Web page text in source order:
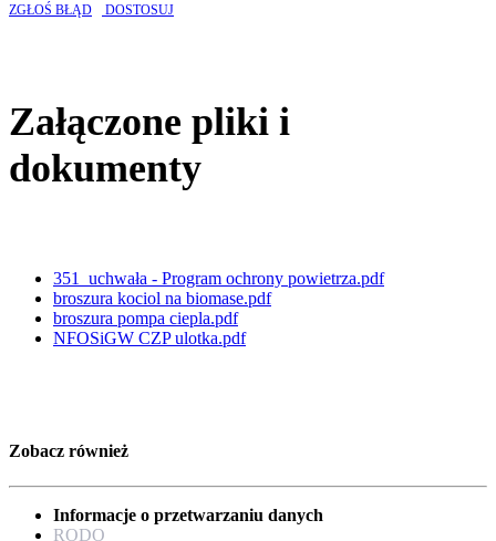
ZGŁOŚ BŁĄD DOSTOSUJ
Załączone pliki i
dokumenty
351_uchwała - Program ochrony powietrza.pdf
broszura kociol na biomase.pdf
broszura pompa ciepla.pdf
NFOSiGW CZP ulotka.pdf
Zobacz również
Informacje o przetwarzaniu danych
RODO